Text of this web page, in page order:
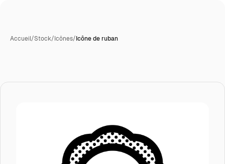
Accueil/Stock/Icônes/Icône de ruban